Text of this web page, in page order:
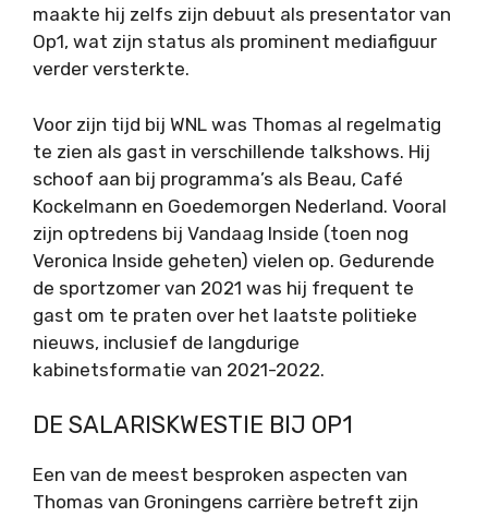
maakte hij zelfs zijn debuut als presentator van
Op1, wat zijn status als prominent mediafiguur
verder versterkte.
Voor zijn tijd bij WNL was Thomas al regelmatig
te zien als gast in verschillende talkshows. Hij
schoof aan bij programma’s als Beau, Café
Kockelmann en Goedemorgen Nederland. Vooral
zijn optredens bij Vandaag Inside (toen nog
Veronica Inside geheten) vielen op. Gedurende
de sportzomer van 2021 was hij frequent te
gast om te praten over het laatste politieke
nieuws, inclusief de langdurige
kabinetsformatie van 2021-2022.
DE SALARISKWESTIE BIJ OP1
Een van de meest besproken aspecten van
Thomas van Groningens carrière betreft zijn